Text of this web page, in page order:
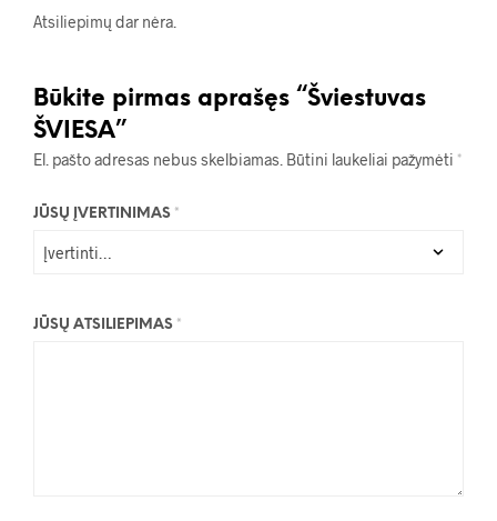
Atsiliepimų dar nėra.
Būkite pirmas aprašęs “Šviestuvas
ŠVIESA”
El. pašto adresas nebus skelbiamas. Būtini laukeliai pažymėti *
JŪSŲ ĮVERTINIMAS *
JŪSŲ ATSILIEPIMAS *